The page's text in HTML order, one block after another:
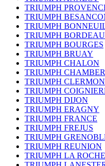
TRIUMPH
TRIUMPH
TRIUMPH
TRIUMPH
TRIUMPH BOURGES
TRIUMPH BRUAY
TRIUMPH CHALON
TRIUMPH
TRIUMPH
TRIUMPH
TRIUMPH DIJON
TRIUMPH ERAGNY
TRIUMPH FRANCE
TRIUMPH FREJUS
TRIUMPH
TRIUMPH REUNION
TRIUMPH LA